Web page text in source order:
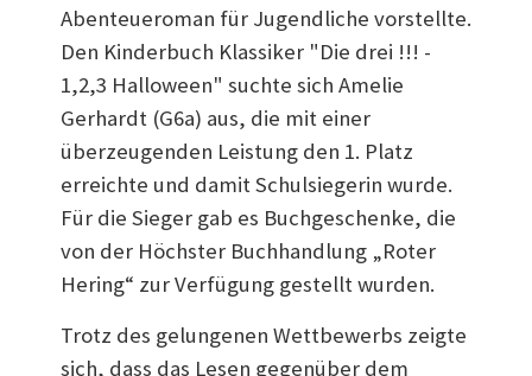
Abenteueroman für Jugendliche vorstellte.
Den Kinderbuch Klassiker "Die drei !!! -
1,2,3 Halloween" suchte sich Amelie
Gerhardt (G6a) aus, die mit einer
überzeugenden Leistung den 1. Platz
erreichte und damit Schulsiegerin wurde.
Für die Sieger gab es Buchgeschenke, die
von der Höchster Buchhandlung „Roter
Hering“ zur Verfügung gestellt wurden.
Trotz des gelungenen Wettbewerbs zeigte
sich, dass das Lesen gegenüber dem